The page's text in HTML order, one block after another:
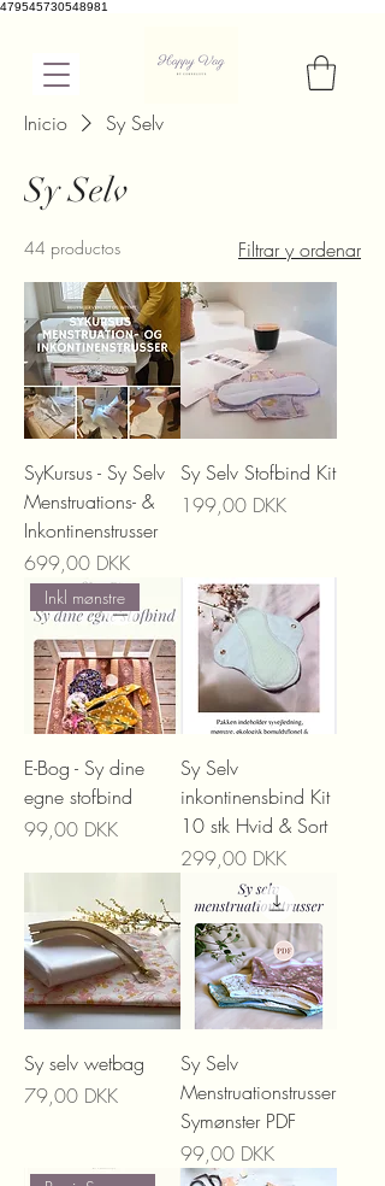
479545730548981
Inicio Sy Selv
Sy Selv
44 productos Filtrar y ordenar
SyKursus - Sy Selv
Menstruations- &
Inkontinenstrusser
Precio
699,00 DKK
Sy Selv Stofbind Kit
Precio
199,00 DKK
Inkl mønstre
E-Bog - Sy dine
egne stofbind
Precio
99,00 DKK
Sy Selv
inkontinensbind Kit
10 stk Hvid & Sort
Precio
299,00 DKK
Sy selv wetbag
Precio
79,00 DKK
Sy Selv
Menstruationstrusser
Symønster PDF
Precio
99,00 DKK